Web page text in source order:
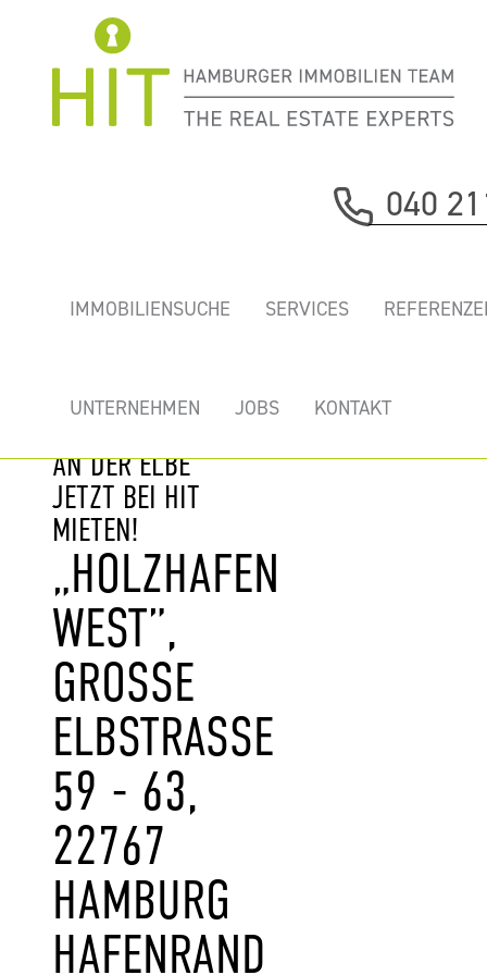
040
IMMOBILIENSUCHE SERVICES
UNTERNEHMEN JOBS KONTAKT
„HOLZHAFEN
NEUE BÜROS MIT
AN DER ELBE
JETZT BEI HIT
MIETEN!
„HOLZHAFEN
WEST”,
GROSSE E
LBSTRASSE 59
- 63, 22
767 HA
MBURG HA
FENRAND